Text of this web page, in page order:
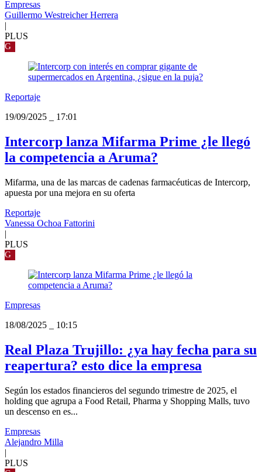
Empresas
Guillermo Westreicher Herrera
|
PLUS
G
Reportaje
19/09/2025
17:01
Intercorp lanza Mifarma Prime ¿le llegó
la competencia a Aruma?
Mifarma, una de las marcas de cadenas farmacéuticas de Intercorp,
apuesta por una mejora en su oferta
Reportaje
Vanessa Ochoa Fattorini
|
PLUS
G
Empresas
18/08/2025
10:15
Real Plaza Trujillo: ¿ya hay fecha para su
reapertura? esto dice la empresa
Según los estados financieros del segundo trimestre de 2025, el
holding que agrupa a Food Retail, Pharma y Shopping Malls, tuvo
un descenso en es...
Empresas
Alejandro Milla
|
PLUS